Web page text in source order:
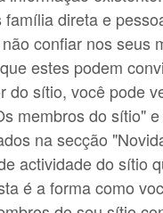
direta e
confiar nos seus
estes podem
do sítio, você pode
membros do sítio"
na secção
actividade do sítio
é a forma como